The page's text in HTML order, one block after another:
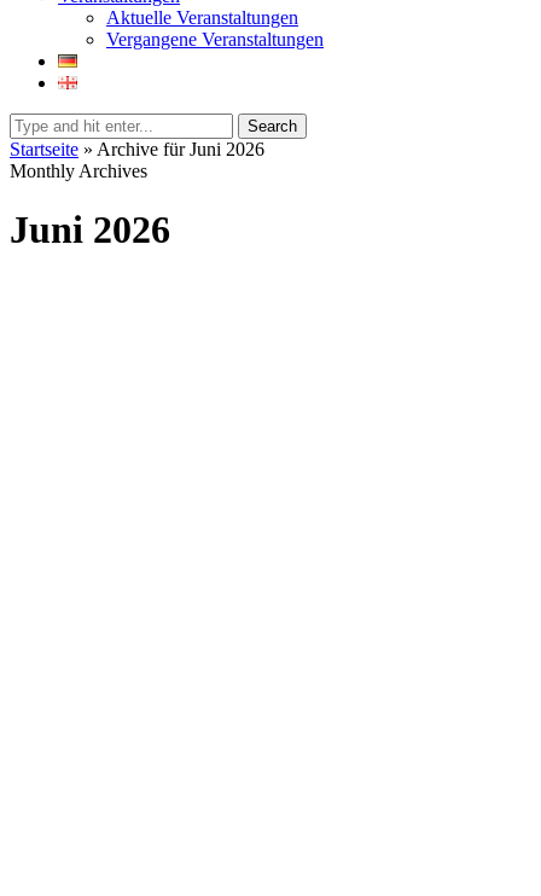
Aktuelle Veranstaltungen
Vergangene Veranstaltungen
Search
Startseite » Archive für Juni 2026
Monthly Archives
Juni 2026